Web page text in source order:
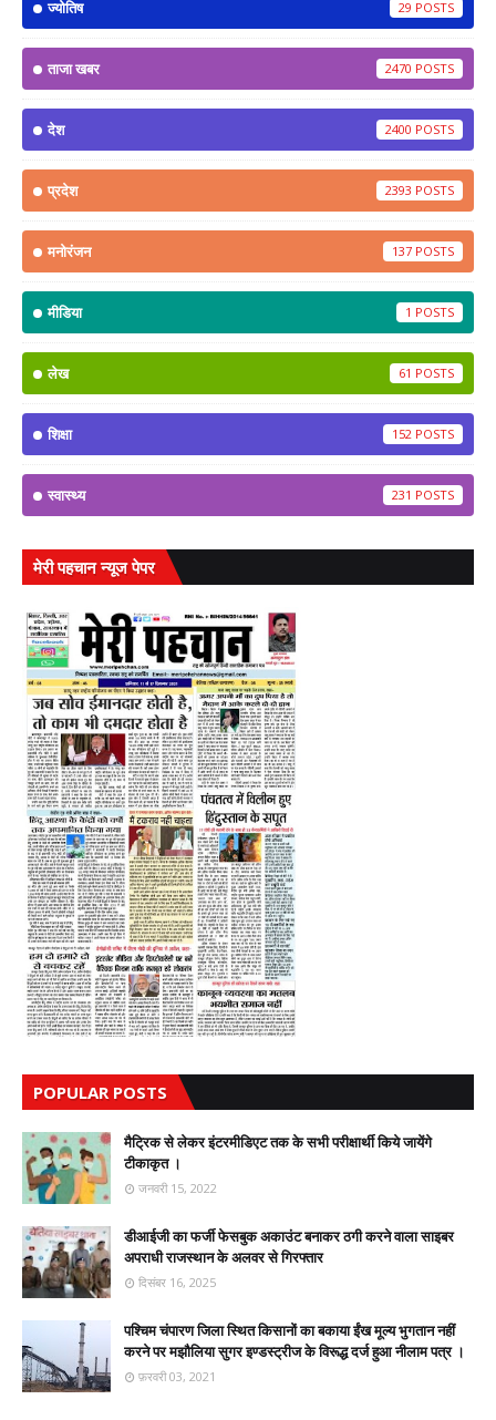
ज्योतिष 29
ताजा खबर 2470
देश 2400
प्रदेश 2393
मनोरंजन 137
मीडिया 1
लेख 61
शिक्षा 152
स्वास्थ्य 231
मेरी पहचान न्यूज पेपर
POPULAR POSTS
मैट्रिक से लेकर इंटरमीडिएट तक के सभी परीक्षार्थी किये जायेंगे
टीकाकृत ।
जनवरी 15, 2022
डीआईजी का फर्जी फेसबुक अकाउंट बनाकर ठगी करने वाला साइबर
अपराधी राजस्थान के अलवर से गिरफ्तार
दिसंबर 16, 2025
पश्चिम चंपारण जिला स्थित किसानों का बकाया ईंख मूल्य भुगतान नहीं
करने पर मझौलिया सुगर इण्डस्ट्रीज के विरूद्ध दर्ज हुआ नीलाम पत्र ।
फ़रवरी 03, 2021